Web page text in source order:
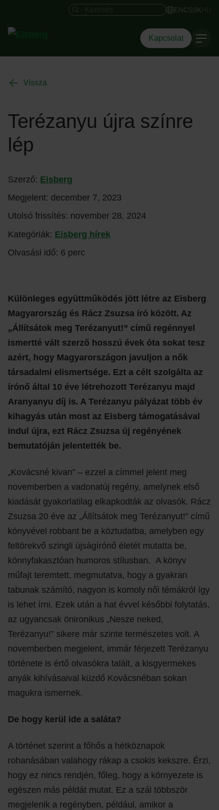
Keresés mező ENCSSK
Kapcsolat
Vissza
Terézanyu újra színre
lép
Szerző: Eisberg
Megjelent: december 7, 2023
Utolsó frissítés: november 28, 2024
Kategóriák: Eisberg hírek
Olvasási idő: 6 perc
Különleges együttműködés jött létre az Eisberg
Magyarország és Rácz Zsuzsa író között. Az
„Állítsátok meg Terézanyut!” című regénnyel
ismertté vált szerző hosszú évek óta sokat tesz
azért, hogy Magyarországon javuljon a nők
társadalmi elismertsége. Ezt a célt szolgálta az
írónő által 10 éve létrehozott Terézanyu majd
Aranyanyu díj is. A Terézanyu pályázat több év
kihagyás után most az Eisberg támogatásával
indul újra, ezt Rácz Zsuzsa új regényének
bemutatóján jelentették be.
„Kovácsné kivan” – ezzel a címmel jelent meg
novemberben a vadonatúj regény, amelynek első
kiadását gyakorlatilag elkapkodták az olvasók. Rácz
Zsuzsa 20 éve az „Állítsátok meg Terézanyut!” című
könyvével robbant be a köztudatba, amelyben egy
feltörekvő szingli újságírónő életét mutatta be,
könnyfakasztóan humoros stílusban. A könyv
műfajt teremtett, megmutatva, hogy a gyakran
tabunak számító, nagyon is komoly női témákról így
is lehet írni. Ezek után a hat évvel későbbi folytatás,
az ugyancsak önironikus „Nesze neked,
Terézanyu!” sikere már szinte természetes volt. A
novemberben megjelent, immár férjezett Terézanyu
története is értő olvasókra talált, a kisgyermekes
anyák kihívásaival küzdő Kovácsnéban sokan
magukra ismernek.
De hogy kerül ide a saláta?
A történet szerint a főhős a hétköznapok
rohanásában valahogy rákap a csokis kekszre. Érzi,
hogy ez nincs rendjén, főleg, hogy a környezete is
egészen más példát mutat. Ez a szál többször
megjelenik a regényben, például, amikor a